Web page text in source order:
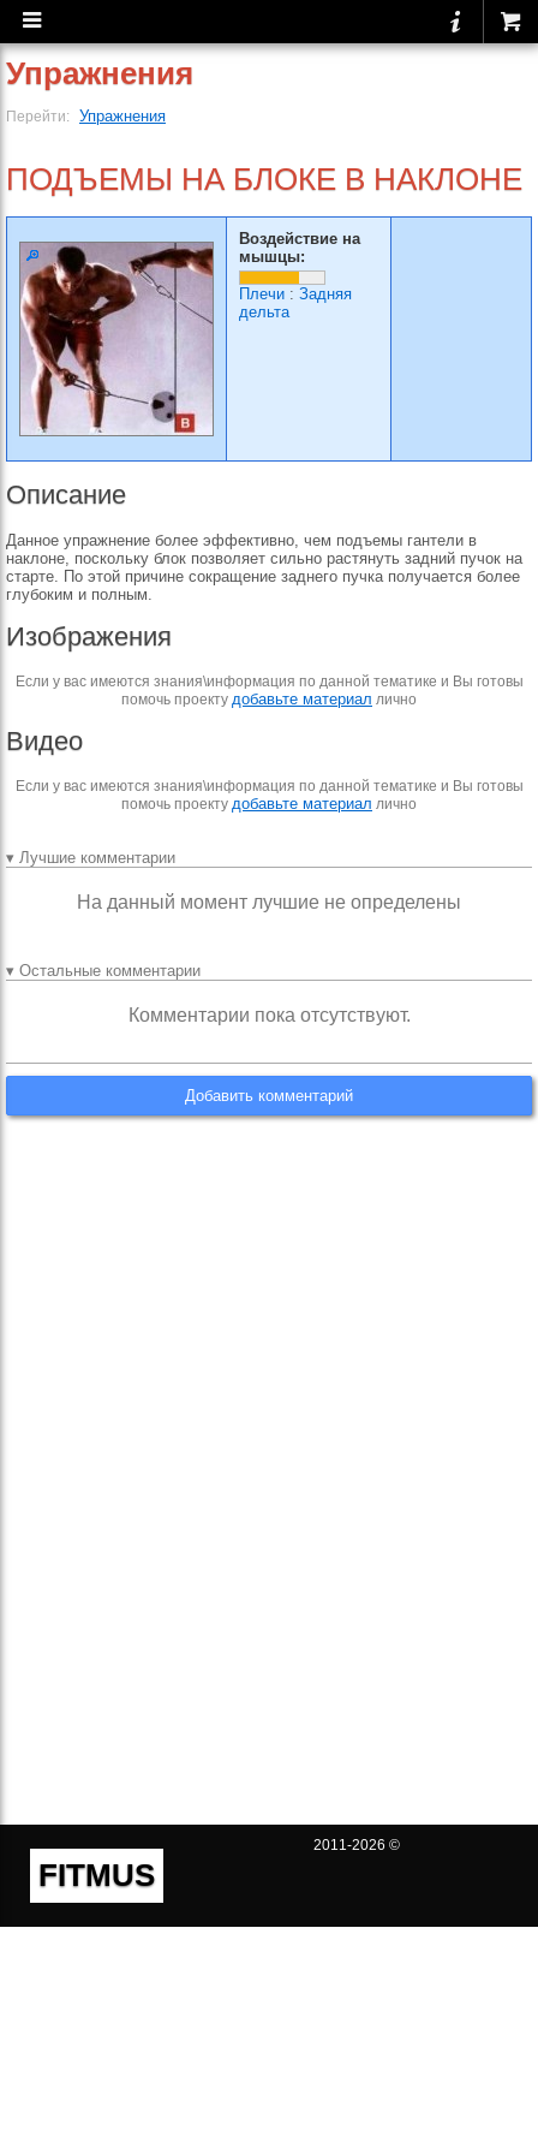
Упражнения
Перейти: Упражнения
ПОДЪЕМЫ НА БЛОКЕ В НАКЛОНЕ
Воздействие на
мышцы:
Плечи : Задняя
дельта
Описание
Данное упражнение более эффективно, чем подъемы гантели в
наклоне, поскольку блок позволяет сильно растянуть задний пучок на
старте. По этой причине сокращение заднего пучка получается более
глубоким и полным.
Изображения
Если у вас имеются знания\информация по данной тематике и Вы готовы
помочь проекту добавьте материал лично
Видео
Если у вас имеются знания\информация по данной тематике и Вы готовы
помочь проекту добавьте материал лично
▾ Лучшие комментарии
На данный момент лучшие не определены
▾ Остальные комментарии
Комментарии пока отсутствуют.
Добавить комментарий
FITMUS
2011-2026 ©